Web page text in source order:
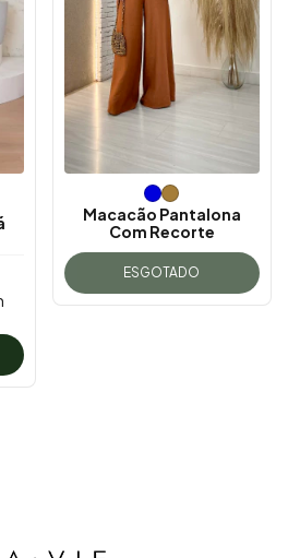
Macacão Pantalona
Com Recorte
ESGOTADO